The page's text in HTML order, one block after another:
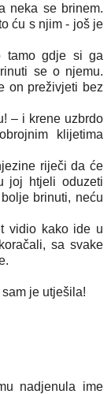
neka se brinem.
ću s njim - još je
tamo gdje si ga
se o njemu.
on preživjeti bez
– i krene uzbrdo
klijetima
riječi da će
joj htjeli oduzeti
brinuti, neću
vidio kako ide u
sa svake
je utješila!
nadjenula ime